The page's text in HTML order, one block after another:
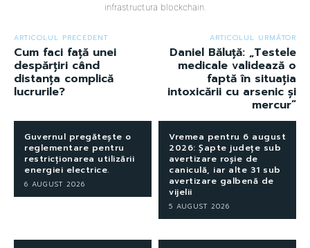
infrastructura blockchain.
ARTICOLUL PRECEDENT
Cum faci față unei
despărțiri când
distanța complică
lucrurile?
ARTICOLUL URMĂTOR
Daniel Băluță: „Testele
medicale validează o
faptă în situația
intoxicării cu arsenic și
mercur”
Guvernul pregătește o
reglementare pentru
restricționarea utilizării
energiei electrice.
6 AUGUST 2026
Vremea pentru 6 august
2026: Șapte județe sub
avertizare roșie de
caniculă, iar alte 31 sub
avertizare galbenă de
vijelii
5 AUGUST 2026